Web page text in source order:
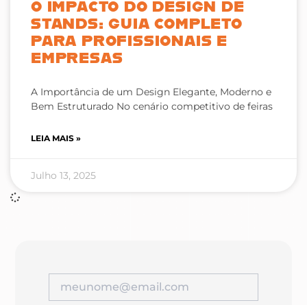
O IMPACTO DO DESIGN DE
STANDS: GUIA COMPLETO
PARA PROFISSIONAIS E
EMPRESAS
A Importância de um Design Elegante, Moderno e
Bem Estruturado No cenário competitivo de feiras
LEIA MAIS »
Julho 13, 2025